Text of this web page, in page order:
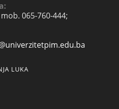
065-760-444;
LUKA